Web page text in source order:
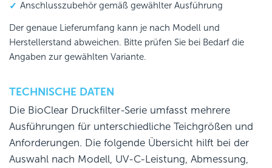
Anschlusszubehör gemäß gewählter Ausführung
Der genaue Lieferumfang kann je nach Modell und
Herstellerstand abweichen. Bitte prüfen Sie bei Bedarf die
Angaben zur gewählten Variante.
TECHNISCHE DATEN
Die BioClear Druckfilter-Serie umfasst mehrere
Ausführungen für unterschiedliche Teichgrößen und
Anforderungen. Die folgende Übersicht hilft bei der
Auswahl nach Modell, UV-C-Leistung, Abmessung,